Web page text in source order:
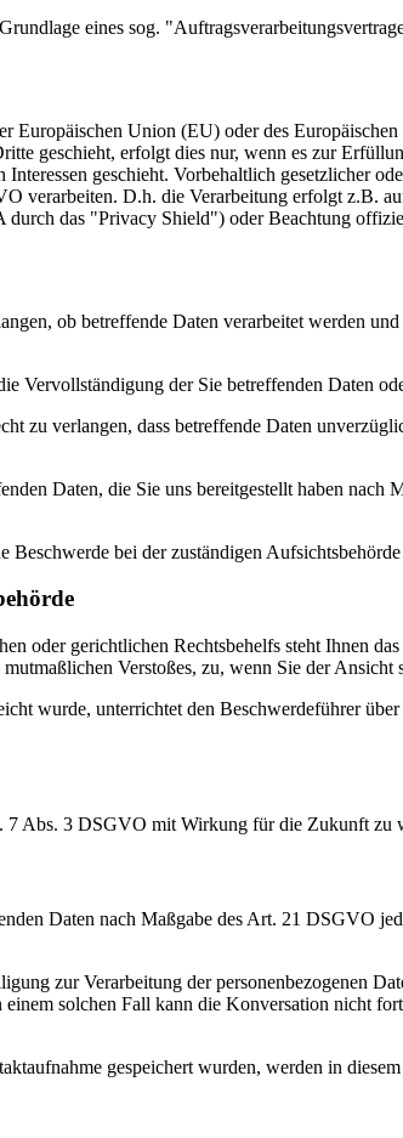
eines sog.
Europäischen Union (EU) oder des
geschieht, erfolgt dies nur, wenn es zur
geschieht. Vorbehaltlich gesetzlicher
verarbeiten. D.h. die Verarbeitung erfolgt z.B.
das "Privacy Shield") oder Beachtung
ob betreffende Daten verarbeitet werden
Vervollständigung der Sie betreffenden Daten
zu verlangen, dass betreffende Daten
Daten, die Sie uns bereitgestellt haben
bei der zuständigen
oder gerichtlichen Rechtsbehelfs steht Ihnen
Verstoßes, zu, wenn Sie der
wurde, unterrichtet den Beschwerdeführer
7 Abs. 3 DSGVO mit Wirkung für die Zukunft zu
Daten nach Maßgabe des Art. 21 DSGVO
zur Verarbeitung der personenbezogenen
einem solchen Fall kann die Konversation
gespeichert wurden, werden in